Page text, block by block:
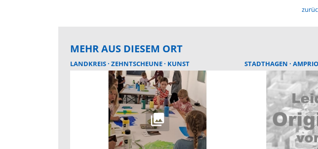
MEHR AUS DIESEM ORT
LANDKREIS ZEHNTSCHEUNE KUNST STADTHAGEN